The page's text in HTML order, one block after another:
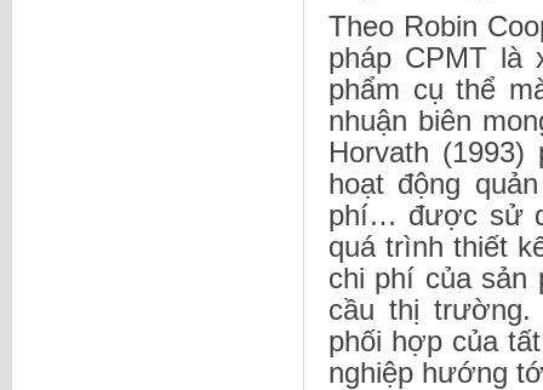
Theo Robin
pháp CPMT là
phẩm cụ thể
nhuận biên
Horvath
hoạt động
phí… được sử
quá trình thiết
chi phí của sản
cầu thị trường.
phối hợp của
nghiệp hướng